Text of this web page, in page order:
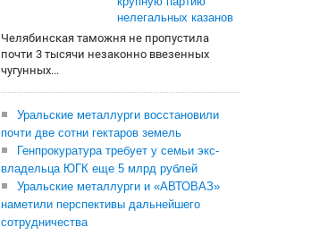
нелегальных казанов
Челябинская таможня не пропустила
почти 3 тысячи незаконно ввезенных
чугунных...
Уральские металлурги восстановили
почти две сотни гектаров земель
Генпрокуратура требует у семьи экс-
владельца ЮГК еще 5 млрд рублей
Уральские металлурги и «АВТОВАЗ»
наметили перспективы дальнейшего
сотрудничества